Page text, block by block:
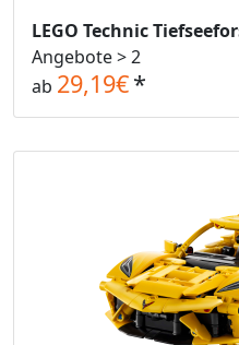
LEGO Technic
Angebote > 2
ab 29,19€*